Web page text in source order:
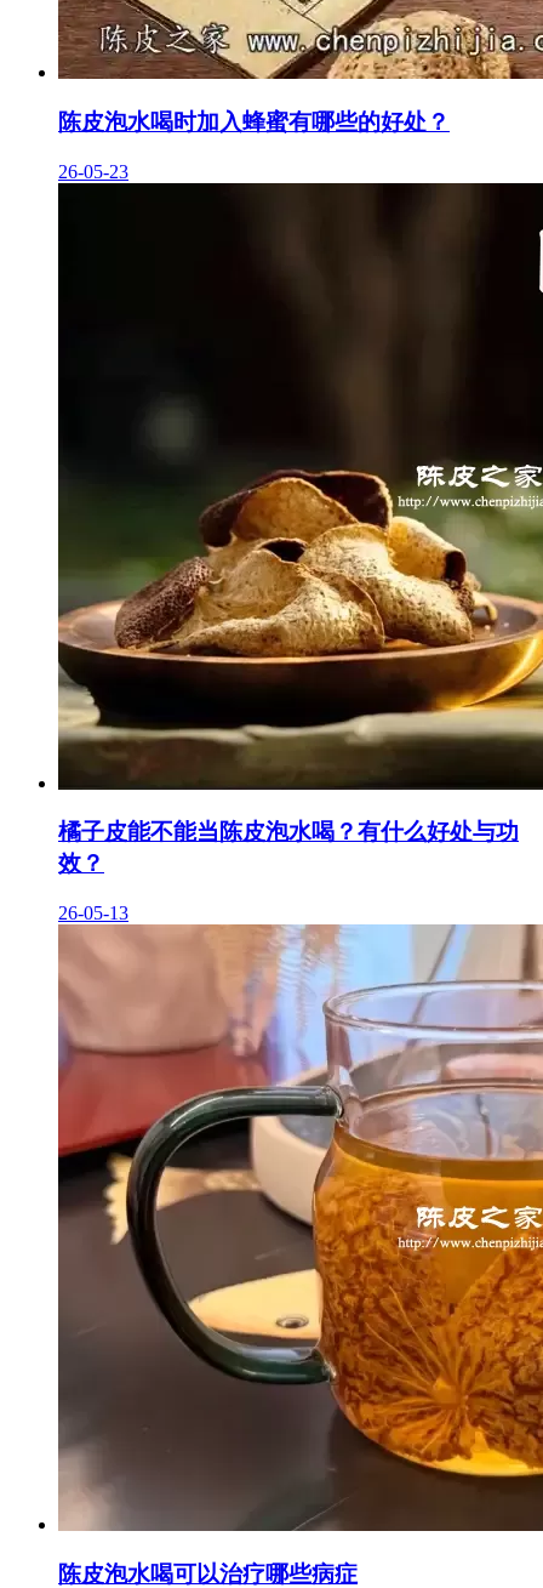
陈皮泡水喝时加入蜂蜜有哪些的好处？
26-05-23
橘子皮能不能当陈皮泡水喝？有什么好处与功
效？
26-05-13
陈皮泡水喝可以治疗哪些病症